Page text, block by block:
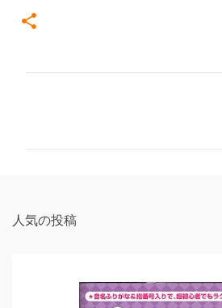
人気の投稿